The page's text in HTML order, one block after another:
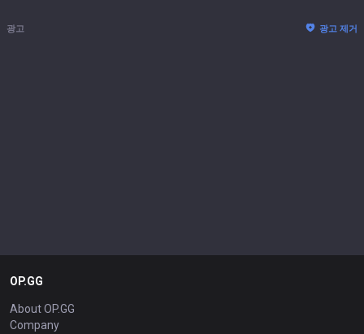
광고 광고 제거
OP.GG
About OP.GG
Company